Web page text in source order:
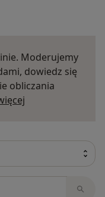
Moderujemy
dowiedz się
obliczania